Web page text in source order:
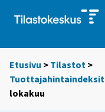
Etusivu > Tilastot >
Tuottajahintaindeksit
lokakuu